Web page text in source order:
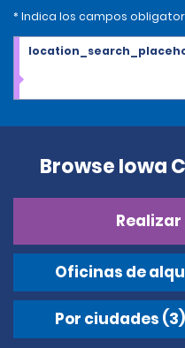
* Indica los campos
Browse Iowa
Oficinas de
Por ciudades (3)